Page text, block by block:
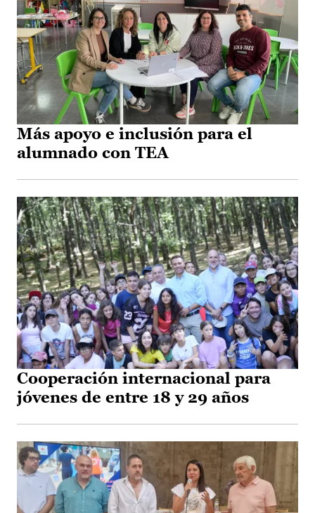
Más apoyo e inclusión para el
alumnado con TEA
Cooperación internacional para
jóvenes de entre 18 y 29 años